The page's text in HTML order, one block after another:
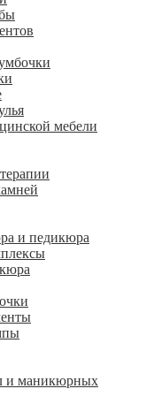
мебели
и педикюра
и маникюрных